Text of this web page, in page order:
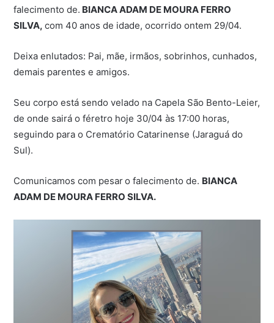
falecimento de. BIANCA ADAM DE MOURA FERRO
SILVA,com 40 anos de idade, ocorrido ontem 29/04.
Deixa enlutados: Pai, mãe, irmãos, sobrinhos, cunhados,
demais parentes e amigos.
Seu corpo está sendo velado na Capela São Bento-Leier,
de onde sairá o féretro hoje 30/04 às 17:00 horas,
seguindo para o Crematório Catarinense (Jaraguá do
Sul).
Comunicamos com pesaro falecimento de. BIANCA
ADAM DE MOURA FERRO SILVA.